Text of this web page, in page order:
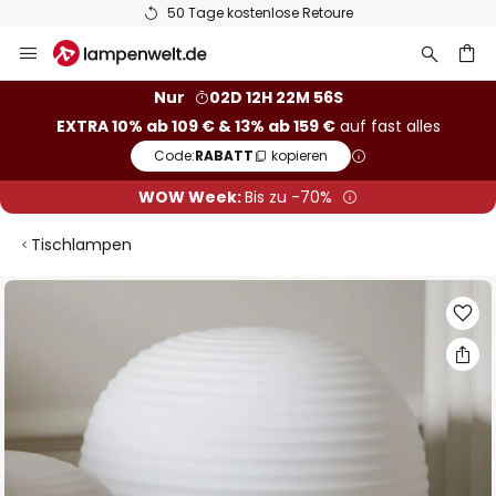
50 Tage kostenlose Retoure
Inhalt
Nur
02D 12H 22M 55S
EXTRA 10% ab 109 € & 13% ab 159 €auf fast alles
Code:RABATT kopieren
WOW Week:Bis zu -70%
Tischlampen
Zum